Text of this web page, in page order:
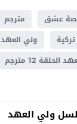
عشق مترجم
ولي العهد
12 مترجم
ولي العهد